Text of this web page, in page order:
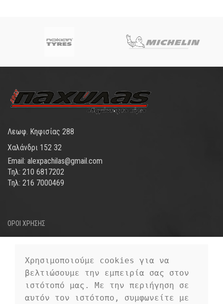
Λεωφ. Κηφισίας 288
Χαλάνδρι 152 32
Email: alexpachilas@gmail.com
Τηλ: 210 6817202
Τηλ: 216 7000469
ΟΡΟΙ ΧΡΗΣΗΣ
ΤΡΟΠΟΙ ΠΛΗΡΩΜΗΣ
ΠΡΟΣΩΠΙΚΑ ΔΕΔΟΜΕΝΑ
Χρησιμοποιούμε cookies για να
βελτιώσουμε την εμπειρία σας στον
ιστότοπό μας. Με την περιήγηση σε
αυτόν τον ιστότοπο, συμφωνείτε με